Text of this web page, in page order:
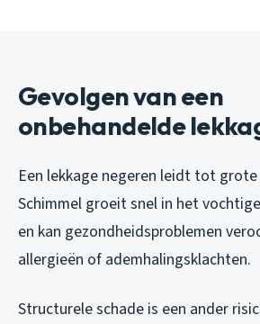
Gevolgen van een
onbehandelde
Een lekkage negeren leidt tot
Schimmel groeit snel in het
en kan gezondheidsproblemen
allergieën of ademhalingsklachten.
Structurele schade is een ander